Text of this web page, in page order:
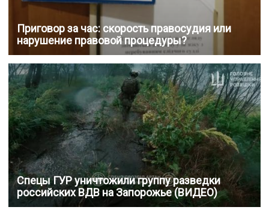
Приговор за час: скорость правосудия или
нарушение правовой процедуры?
Спецы ГУР уничтожили группу разведки
российских ВДВ на Запорожье (ВИДЕО)